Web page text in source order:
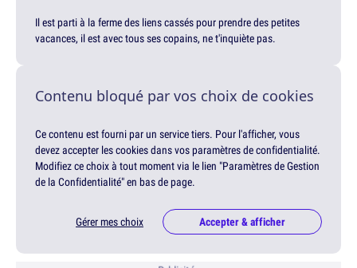
Il est parti à la ferme des liens cassés pour prendre des petites
vacances, il est avec tous ses copains, ne t'inquiète pas.
Contenu bloqué par vos choix de cookies
Ce contenu est fourni par un service tiers. Pour l'afficher, vous
devez accepter les cookies dans vos paramètres de confidentialité.
Modifiez ce choix à tout moment via le lien "Paramètres de Gestion
de la Confidentialité" en bas de page.
Gérer mes choix Accepter & afficher